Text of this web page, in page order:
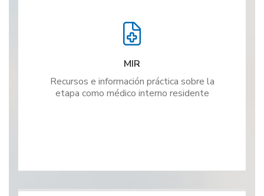
MIR
Recursos e información práctica sobre la
etapa como médico interno residente